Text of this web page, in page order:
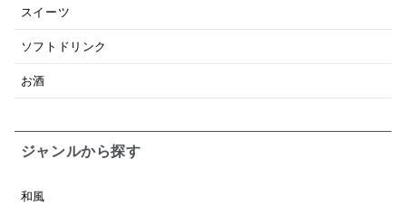
スイーツ
ソフトドリンク
お酒
ジャンルから探す
和風